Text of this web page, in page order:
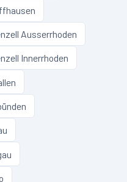
Ausserrhoden
Innerrhoden